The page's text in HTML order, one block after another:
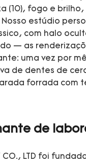
(10), fogo e
estúdio
com halo
— as
uma vez por
de dentes de
forrada com
de
CO., LTD foi